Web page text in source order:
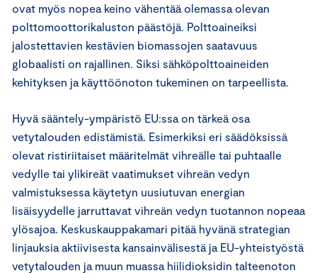
ovat myös nopea keino vähentää olemassa olevan
polttomoottorikaluston päästöjä. Polttoaineiksi
jalostettavien kestävien biomassojen saatavuus
globaalisti on rajallinen. Siksi sähköpolttoaineiden
kehityksen ja käyttöönoton tukeminen on tarpeellista.
Hyvä sääntely-ympäristö EU:ssa on tärkeä osa
vetytalouden edistämistä. Esimerkiksi eri säädöksissä
olevat ristiriitaiset määritelmät vihreälle tai puhtaalle
vedylle tai ylikireät vaatimukset vihreän vedyn
valmistuksessa käytetyn uusiutuvan energian
lisäisyydelle jarruttavat vihreän vedyn tuotannon nopeaa
ylösajoa. Keskuskauppakamari pitää hyvänä strategian
linjauksia aktiivisesta kansainvälisestä ja EU-yhteistyöstä
vetytalouden ja muun muassa hiilidioksidin talteenoton